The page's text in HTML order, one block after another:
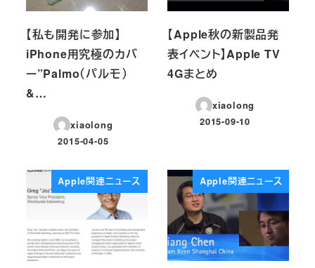
【私も開発に参加】
iPhone用究極のカバ
ー”Palmo（パルモ）
&…
xiaolong
投稿日
2015-04-05
【Apple秋の新製品発
表イベント】Apple TV
4Gまとめ
xiaolong
投稿日
2015-09-10
Apple関連ニュース Apple関連ニュース